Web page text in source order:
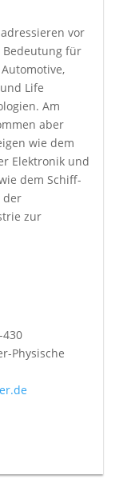
vor
für
Life
Am
aber
wie dem
Elektronik und
dem Schiff-
der
zur
Physische